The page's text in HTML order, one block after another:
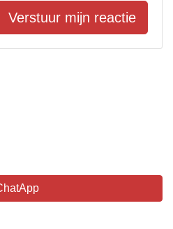
Verstuur mijn reactie